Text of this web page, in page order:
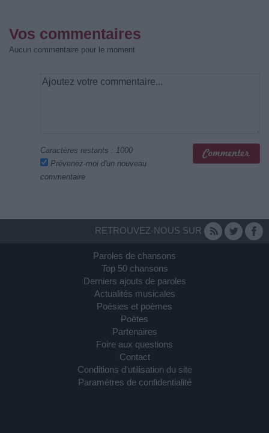
Vos commentaires
Aucun commentaire pour le moment
Caractères restants : 1000
Prévenez-moi d'un nouveau
commentaire
RETROUVEZ-NOUS SUR
Paroles de chansons
Top 50 chansons
Derniers ajouts de paroles
Actualités musicales
Poésies et poèmes
Poètes
Partenaires
Foire aux questions
Contact
Conditions d'utilisation du site
Paramètres de confidentialité